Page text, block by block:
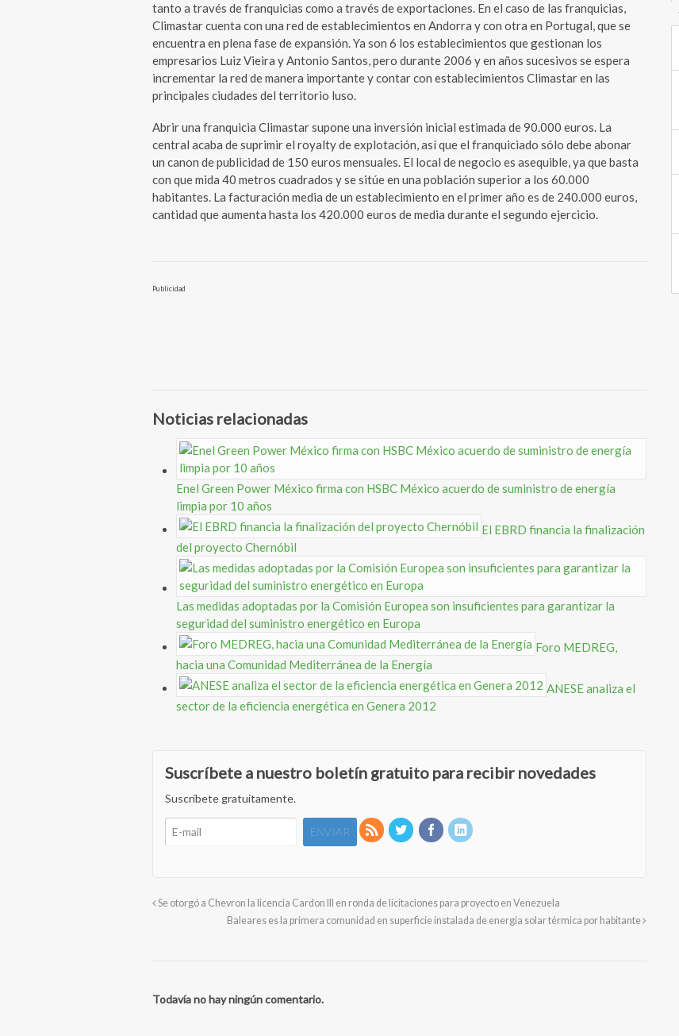
tanto a través de franquicias como a través de exportaciones. En el caso de las franquicias,
Climastar cuenta con una red de establecimientos en Andorra y con otra en Portugal, que se
encuentra en plena fase de expansión. Ya son 6 los establecimientos que gestionan los
empresarios Luiz Vieira y Antonio Santos, pero durante 2006 y en años sucesivos se espera
incrementar la red de manera importante y contar con establecimientos Climastar en las
principales ciudades del territorio luso.
Abrir una franquicia Climastar supone una inversión inicial estimada de 90.000 euros. La
central acaba de suprimir el royalty de explotación, así que el franquiciado sólo debe abonar
un canon de publicidad de 150 euros mensuales. El local de negocio es asequible, ya que basta
con que mida 40 metros cuadrados y se sitúe en una población superior a los 60.000
habitantes. La facturación media de un establecimiento en el primer año es de 240.000 euros,
cantidad que aumenta hasta los 420.000 euros de media durante el segundo ejercicio.
Publicidad
Noticias relacionadas
Enel Green Power México firma con HSBC México acuerdo de suministro de energía
limpia por 10 años
El EBRD financia la finalización
del proyecto Chernóbil
Las medidas adoptadas por la Comisión Europea son insuficientes para garantizar la
seguridad del suministro energético en Europa
Foro MEDREG,
hacia una Comunidad Mediterránea de la Energía
ANESE analiza el
sector de la eficiencia energética en Genera 2012
Suscríbete a nuestro boletín gratuito para recibir novedades
Suscríbete gratuitamente.
Se otorgó a Chevron la licencia Cardon III en ronda de licitaciones para proyecto en Venezuela
Baleares es la primera comunidad en superficie instalada de energía solar térmica por habitante
Todavía no hay ningún comentario.